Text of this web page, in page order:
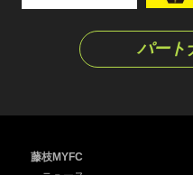
パート
藤枝MYFC